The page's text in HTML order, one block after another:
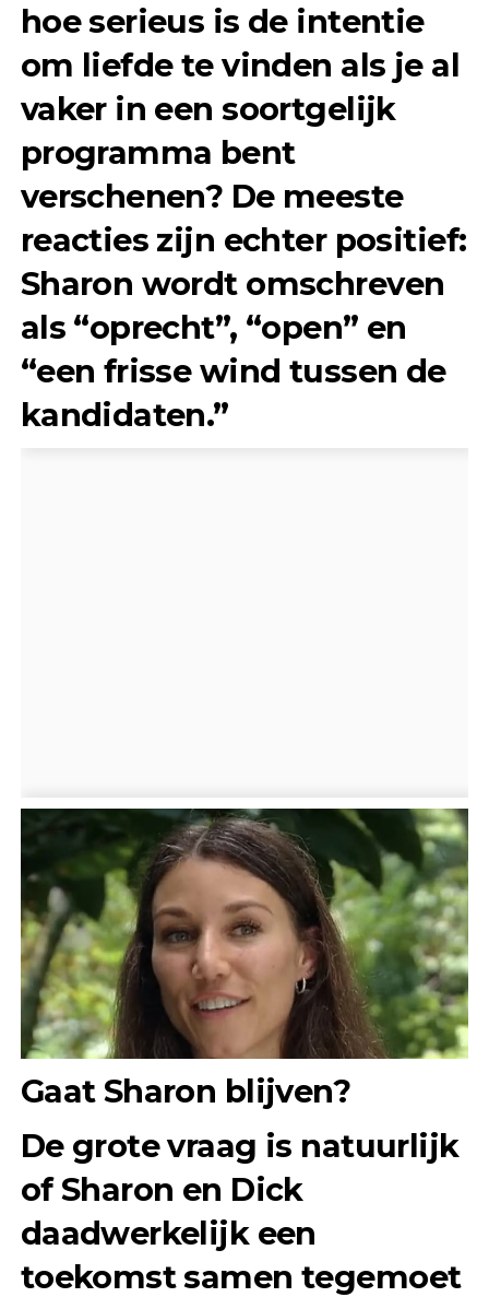
hoe serieus is de intentie
om liefde te vinden als je al
vaker in een soortgelijk
programma bent
verschenen? De meeste
reacties zijn echter positief:
Sharon wordt omschreven
als “oprecht”, “open” en
“een frisse wind tussen de
kandidaten.”
Gaat Sharon blijven?
De grote vraag is natuurlijk
of Sharon en Dick
daadwerkelijk een
toekomst samen tegemoet